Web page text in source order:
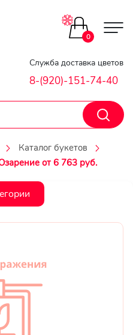
Главная
Гарантии
Доставка
Оплата
Служба доставка цветов
8-(920)-151-74-40
0
Каталог букетов
от 6 763 руб.